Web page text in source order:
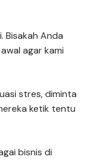
Bisakah Anda
agar kami
stres, diminta
ketik tentu
bisnis di